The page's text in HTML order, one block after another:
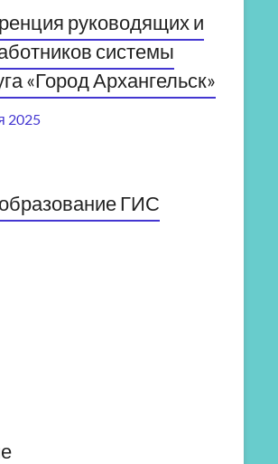
руководящих и
системы
«Город Архангельск»
2025
ГИС